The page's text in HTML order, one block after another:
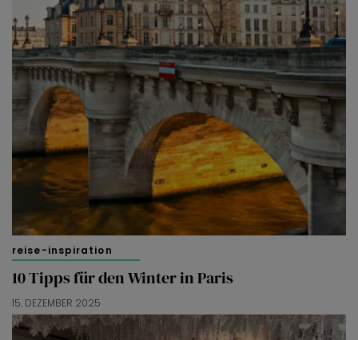
reise-inspiration
10 Tipps für den Winter in Paris
15. DEZEMBER 2025